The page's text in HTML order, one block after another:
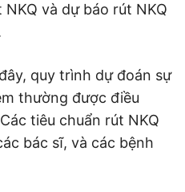
và dự báo rút NKQ
quy trình dự đoán sự
thường được điều
tiêu chuẩn rút NKQ
bác sĩ, và các bệnh